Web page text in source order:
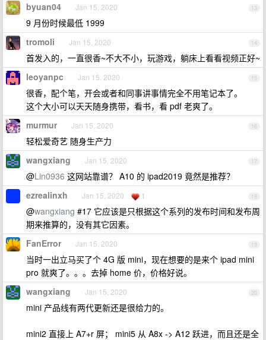
13
byuan04 Jan 15, 2020
9 月份时候最低 1999
14
tromoli Jan 15, 2020
首发入的，一直很香~不大不小，玩游戏，躺床上看看视频正好~
15
leoyanpc Jan 15, 2020
很香，配个笔，开会或者和同事讲事情完全不用笔记本了。
这个大小可以天天随身携带，看书，看 pdf 老爽了。
16
murmur Jan 15, 2020
轻松爱奇艺 随身生产力
17
wangxiang Jan 15, 2020
@Lin0936 这网站靠谱？ A10 的 ipad2019 竟然是推荐？
18
ezrealinxh Jan 15, 2020 1
@wangxiang #17 它应该是只根据这个系列的发布时间和发布周
期来推算的，没有其它因素。
19
FanError Jan 15, 2020
当时一出立马买了个 4G 版 mini，现在想要的是来个 ipad mini
pro 就爽了。。。去掉 home 价，价格好说。
20
wangxiang Jan 15, 2020
mini 产品线有两代更新还是很给力的。
mini2 直接上 A7+r 屏； mini5 从 A8x -> A12 跃进，而且还是全